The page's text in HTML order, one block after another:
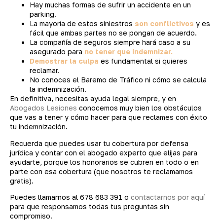
Hay muchas formas de sufrir un accidente en un
parking.
La mayoría de estos siniestros son conflictivos y es
fácil que ambas partes no se pongan de acuerdo.
La compañía de seguros siempre hará caso a su
asegurado para no tener que indemnizar.
Demostrar la culpa es fundamental si quieres
reclamar.
No conoces el Baremo de Tráfico ni cómo se calcula
la indemnización.
En definitiva, necesitas ayuda legal siempre, y en
Abogados Lesiones conocemos muy bien los obstáculos
que vas a tener y cómo hacer para que reclames con éxito
tu indemnización.
Recuerda que puedes usar tu cobertura por defensa
jurídica y contar con el abogado experto que elijas para
ayudarte, porque los honorarios se cubren en todo o en
parte con esa cobertura (que nosotros te reclamamos
gratis).
Puedes llamarnos al 678 683 391 o contactarnos por aquí
para que responsamos todas tus preguntas sin
compromiso.